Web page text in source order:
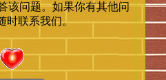
该问题。如果你有其他问
时联系我们。